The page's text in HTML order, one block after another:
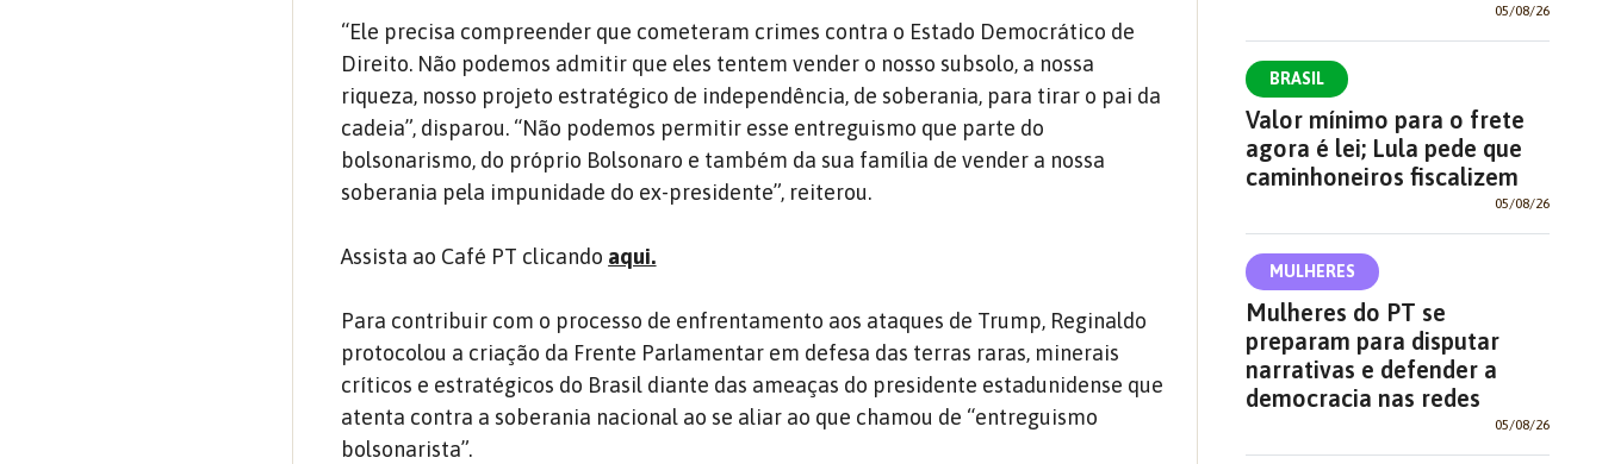
“Ele precisa compreender que cometeram crimes contra o Estado Democrático de
Direito. Não podemos admitir que eles tentem vender o nosso subsolo, a nossa
riqueza, nosso projeto estratégico de independência, de soberania, para tirar o pai da
cadeia”, disparou. “Não podemos permitir esse entreguismo que parte do
bolsonarismo, do próprio Bolsonaro e também da sua família de vender a nossa
soberania pela impunidade do ex-presidente”, reiterou.
Assista ao Café PT clicando aqui.
Para contribuir com o processo de enfrentamento aos ataques de Trump, Reginaldo
protocolou a criação da Frente Parlamentar em defesa das terras raras, minerais
críticos e estratégicos do Brasil diante das ameaças do presidente estadunidense que
atenta contra a soberania nacional ao se aliar ao que chamou de “entreguismo
bolsonarista”.
05/08/26
BRASIL
Valor mínimo para o frete
agora é lei; Lula pede que
caminhoneiros fiscalizem
05/08/26
MULHERES
Mulheres do PT se
preparam para disputar
narrativas e defender a
democracia nas redes
05/08/26